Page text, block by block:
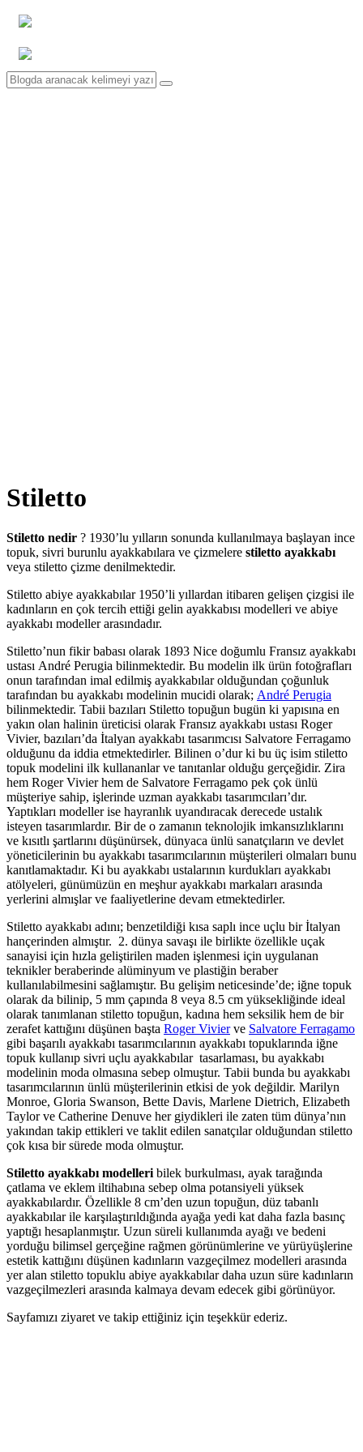
Stiletto
Stiletto nedir ? 1930’lu yılların sonunda kullanılmaya başlayan ince
topuk, sivri burunlu ayakkabılara ve çizmelere stiletto ayakkabı
veya stiletto çizme denilmektedir.
Stiletto abiye ayakkabılar 1950’li yıllardan itibaren gelişen çizgisi ile
kadınların en çok tercih ettiği gelin ayakkabısı modelleri ve abiye
ayakkabı modeller arasındadır.
Stiletto’nun fikir babası olarak 1893 Nice doğumlu Fransız ayakkabı
ustası André Perugia bilinmektedir. Bu modelin ilk ürün fotoğrafları
onun tarafından imal edilmiş ayakkabılar olduğundan çoğunluk
tarafından bu ayakkabı modelinin mucidi olarak; André Perugia
bilinmektedir. Tabii bazıları Stiletto topuğun bugün ki yapısına en
yakın olan halinin üreticisi olarak Fransız ayakkabı ustası Roger
Vivier, bazıları’da İtalyan ayakkabı tasarımcısı Salvatore Ferragamo
olduğunu da iddia etmektedirler. Bilinen o’dur ki bu üç isim stiletto
topuk modelini ilk kullananlar ve tanıtanlar olduğu gerçeğidir. Zira
hem Roger Vivier hem de Salvatore Ferragamo pek çok ünlü
müşteriye sahip, işlerinde uzman ayakkabı tasarımcıları’dır.
Yaptıkları modeller ise hayranlık uyandıracak derecede ustalık
isteyen tasarımlardır. Bir de o zamanın teknolojik imkansızlıklarını
ve kısıtlı şartlarını düşünürsek, dünyaca ünlü sanatçıların ve devlet
yöneticilerinin bu ayakkabı tasarımcılarının müşterileri olmaları bunu
kanıtlamaktadır. Ki bu ayakkabı ustalarının kurdukları ayakkabı
atölyeleri, günümüzün en meşhur ayakkabı markaları arasında
yerlerini almışlar ve faaliyetlerine devam etmektedirler.
Stiletto ayakkabı adını; benzetildiği kısa saplı ince uçlu bir İtalyan
hançerinden almıştır. 2. dünya savaşı ile birlikte özellikle uçak
sanayisi için hızla geliştirilen maden işlenmesi için uygulanan
teknikler beraberinde alüminyum ve plastiğin beraber
kullanılabilmesini sağlamıştır. Bu gelişim neticesinde’de; iğne topuk
olarak da bilinip, 5 mm çapında 8 veya 8.5 cm yüksekliğinde ideal
olarak tanımlanan stiletto topuğun, kadına hem seksilik hem de bir
zerafet kattığını düşünen başta Roger Vivierve Salvatore Ferragamo
gibi başarılı ayakkabı tasarımcılarının ayakkabı topuklarında iğne
topuk kullanıp sivri uçlu ayakkabılar tasarlaması, bu ayakkabı
modelinin moda olmasına sebep olmuştur. Tabii bunda bu ayakkabı
tasarımcılarının ünlü müşterilerinin etkisi de yok değildir. Marilyn
Monroe, Gloria Swanson, Bette Davis, Marlene Dietrich, Elizabeth
Taylor ve Catherine Denuve her giydikleri ile zaten tüm dünya’nın
yakından takip ettikleri ve taklit edilen sanatçılar olduğundan stiletto
çok kısa bir sürede moda olmuştur.
Stiletto ayakkabı modelleri bilek burkulması, ayak tarağında
çatlama ve eklem iltihabına sebep olma potansiyeli yüksek
ayakkabılardır. Özellikle 8 cm’den uzun topuğun, düz tabanlı
ayakkabılar ile karşılaştırıldığında ayağa yedi kat daha fazla basınç
yaptığı hesaplanmıştır. Uzun süreli kullanımda ayağı ve bedeni
yorduğu bilimsel gerçeğine rağmen görünümlerine ve yürüyüşlerine
estetik kattığını düşünen kadınların vazgeçilmez modelleri arasında
yer alan stiletto topuklu abiye ayakkabılar daha uzun süre kadınların
vazgeçilmezleri arasında kalmaya devam edecek gibi görünüyor.
Sayfamızı ziyaret ve takip ettiğiniz için teşekkür ederiz.